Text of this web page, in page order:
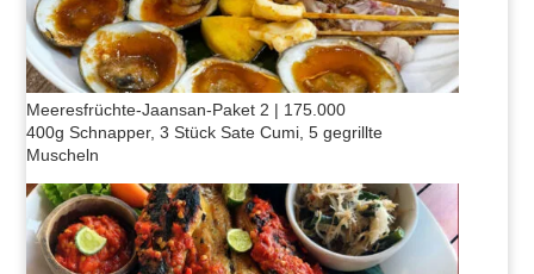
Meeresfrüchte-Jaansan-Paket 2 | 175.000
400g Schnapper, 3 Stück Sate Cumi, 5 gegrillte
Muscheln